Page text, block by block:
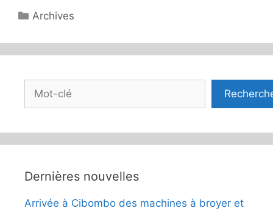
Catégories
Archives
Rechercher
Dernières nouvelles
Arrivée à Cibombo des machines à broyer et